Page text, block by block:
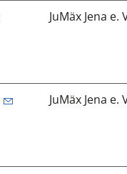
JuMäx Jena e.
JuMäx Jena e.